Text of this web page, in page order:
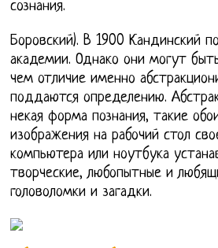
сознания.
Боровский). В 1900 Кандинский
академии. Однако они могут
чем отличие именно
поддаются определению.
некая форма познания, такие
изображения на рабочий стол
компьютера или ноутбука
творческие, любопытные и
головоломки и загадки.